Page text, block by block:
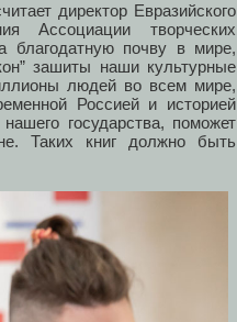
директор Евразийского
Ассоциации творческих
благодатную почву в мире,
зашиты наши культурные
людей во всем мире,
Россией и историей
государства, поможет
Таких книг должно быть